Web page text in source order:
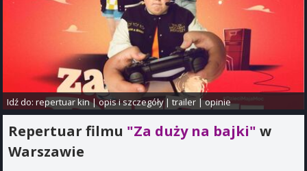
Idź do:repertuar kin|opis i szczegóły|trailer |opinie
Repertuar filmu "Za duży na bajki" w
Warszawie